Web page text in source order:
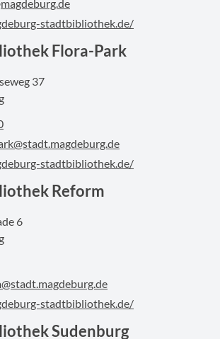
stadtbibliothek.de/
Flora-Park
37
stadtbibliothek.de/
Reform
6
stadtbibliothek.de/
Sudenburg